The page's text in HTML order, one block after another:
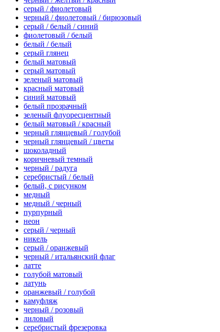
серый / фиолетовый
черный / фиолетовый / бирюзовый
серый / белый / синий
фиолетовый / белый
белый / белый
серый глянец
белый матовый
серый матовый
зеленый матовый
красный матовый
синий матовый
белый прозрачный
зеленый флуоресцентный
белый матовый / красный
черный глянцевый / голубой
черный глянцевый / цветы
шоколадный
коричневый темный
черный / радуга
серебристый / белый
белый, с рисунком
медный
медный / черный
пурпурный
неон
серый / черный
никель
серый / оранжевый
черный / итальянский флаг
латте
голубой матовый
латунь
оранжевый / голубой
камуфляж
черный / розовый
лиловый
серебристый фрезеровка